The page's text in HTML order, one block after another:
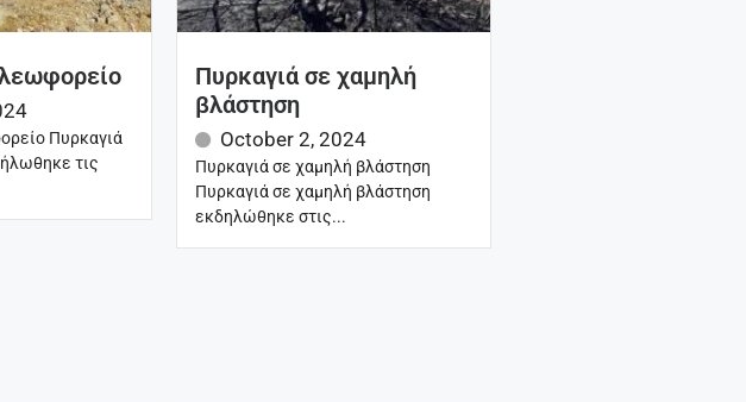
Πυρκαγιά
τις
Πυρκαγιά σε χαμηλή
βλάστηση
October 2, 2024
Πυρκαγιά σε χαμηλή βλάστηση
Πυρκαγιά σε χαμηλή βλάστηση
εκδηλώθηκε στις...